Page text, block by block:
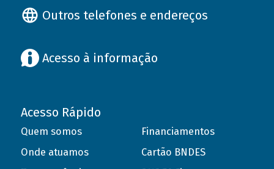
Outros telefones e endereços
Acesso à informação
Acesso Rápido
Quem somos
Onde atuamos
Financiamentos
Cartão BNDES